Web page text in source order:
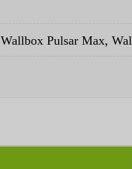
Wallbox Pulsar Max,